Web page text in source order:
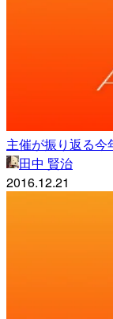
主催が振り返る
田中 賢治
2016.12.21